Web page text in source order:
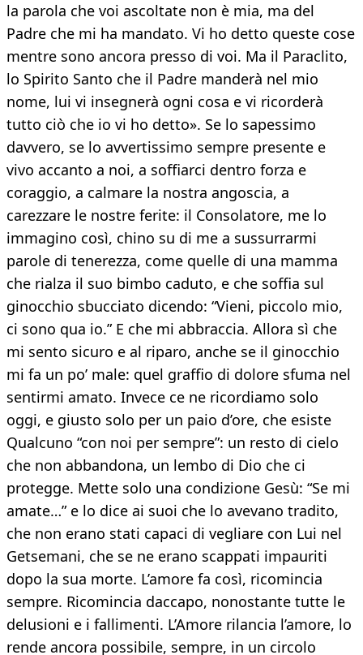
la parola che voi ascoltate non è mia, ma del
Padre che mi ha mandato. Vi ho detto queste cose
mentre sono ancora presso di voi. Ma il Paraclito,
lo Spirito Santo che il Padre manderà nel mio
nome, lui vi insegnerà ogni cosa e vi ricorderà
tutto ciò che io vi ho detto». Se lo sapessimo
davvero, se lo avvertissimo sempre presente e
vivo accanto a noi, a soffiarci dentro forza e
coraggio, a calmare la nostra angoscia, a
carezzare le nostre ferite: il Consolatore, me lo
immagino così, chino su di me a sussurrarmi
parole di tenerezza, come quelle di una mamma
che rialza il suo bimbo caduto, e che soffia sul
ginocchio sbucciato dicendo: “Vieni, piccolo mio,
ci sono qua io.” E che mi abbraccia. Allora sì che
mi sento sicuro e al riparo, anche se il ginocchio
mi fa un po’ male: quel graffio di dolore sfuma nel
sentirmi amato. Invece ce ne ricordiamo solo
oggi, e giusto solo per un paio d’ore, che esiste
Qualcuno “con noi per sempre”: un resto di cielo
che non abbandona, un lembo di Dio che ci
protegge. Mette solo una condizione Gesù: “Se mi
amate…” e lo dice ai suoi che lo avevano tradito,
che non erano stati capaci di vegliare con Lui nel
Getsemani, che se ne erano scappati impauriti
dopo la sua morte. L’amore fa così, ricomincia
sempre. Ricomincia daccapo, nonostante tutte le
delusioni e i fallimenti. L’Amore rilancia l’amore, lo
rende ancora possibile, sempre, in un circolo